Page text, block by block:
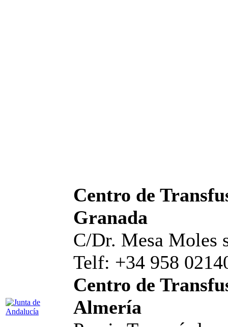
Centro de
Granada
C/Dr. Mesa Moles
Telf: +34 958
Centro de
Almería